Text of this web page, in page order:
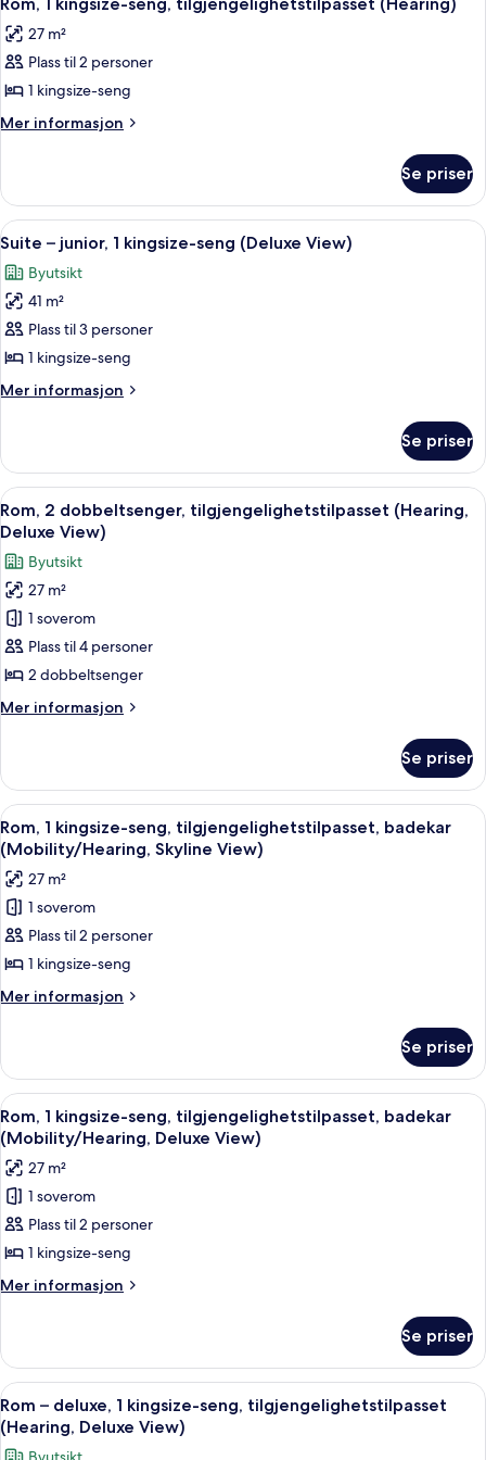
(Hearing)
seng,
tilgjengelighetstilpasset
alle
bildene
av
Rom,
1
tilgjengelighetstilpasset
(Hearing)
27 m²
Plass til 2 personer
1 kingsize-seng
Mer informasjon
Mer
1
kingsize-
seng,
tilgjengelighetstilpasset
(Hearing)
Se priser
Åpne
alle
bildene
av
Suite
–
junior,
1
seng
(Deluxe
View)
Sengetøy av topp kvalitet, dundyner
5
Suite – junior, 1 kingsize-seng (Deluxe View)
Byutsikt
41 m²
Plass til 3 personer
1 kingsize-seng
Mer informasjon
Mer
–
junior,
1
kingsize-
(Deluxe
View)
Se priser
Åpne
alle
bildene
av
Rom,
2
dobbeltsenger,
tilgjengelighetstilpasset
(Hearing,
Deluxe
Sengetøy av topp kvalitet, dundyner
4
Rom, 2 dobbeltsenger, tilgjengelighetstilpasset (Hearing,
Deluxe View)
Byutsikt
27 m²
1 soverom
Plass til 4 personer
2 dobbeltsenger
Mer informasjon
Mer
2
dobbeltsenger,
tilgjengelighetstilpasset
(Hearing,
Deluxe
View)
Se priser
Åpne
alle
bildene
av
Rom,
1
kingsize-
seng,
(Mobility/Hearing,
Skyline
View)
Sengetøy av topp kvalitet, dundyner
5
Rom, 1 kingsize-seng, tilgjengelighetstilpasset, badekar
(Mobility/Hearing, Skyline View)
27 m²
1 soverom
Plass til 2 personer
1 kingsize-seng
Mer informasjon
Mer
1
kingsize-
seng,
tilgjengelighetstilpasset,
badekar
(Mobility/Hearing,
Skyline
View)
Se priser
Åpne
alle
bildene
av
Rom,
1
kingsize-
seng,
(Mobility/Hearing,
Deluxe
View)
Rom, 1 kingsize-seng,
4
Rom, 1 kingsize-seng, tilgjengelighetstilpasset, badekar
(Mobility/Hearing, Deluxe View)
27 m²
1 soverom
Plass til 2 personer
1 kingsize-seng
Mer informasjon
Mer
1
kingsize-
seng,
tilgjengelighetstilpasset,
badekar
Se priser
Åpne
alle
bildene
Rom – deluxe, 1 kingsize-seng,
5
Rom – deluxe, 1 kingsize-seng, tilgjengelighetstilpasset
(Hearing, Deluxe View)